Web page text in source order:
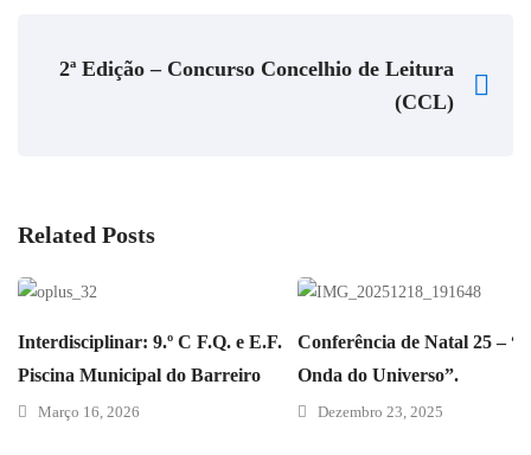
2ª Edição – Concurso Concelhio de Leitura
(CCL)
Related Posts
Interdisciplinar: 9.º C F.Q. e E.F.
Piscina Municipal do Barreiro
Março 16, 2026
Conferência de Natal 25 –
Onda do Universo”.
Dezembro 23, 2025